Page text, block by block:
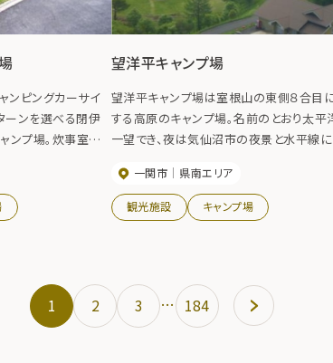
ンピングカーサイ
ーンを選べる閉伊
ンプ場。炊事室や
、隣の湯ったり館
初心者でも安心し
の拠点にも最適で
望洋平キャンプ場
望洋平キャンプ場は室根山の東側８合目
する高原のキャンプ場。名前のとおり太平
一望でき、夜は気仙沼市の夜景と水平線
キャンプ場もあり、炊事棟や温水シャワー
されている。
一関市 県南エリア
観光施設 キャンプ場
1 2 3 … 184